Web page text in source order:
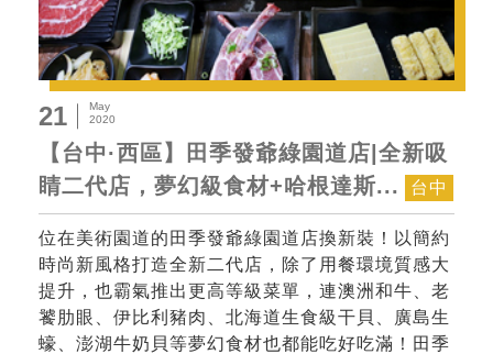
21
May
2020
【台中·西區】田季發爺綠園道店|全新吸
睛二代店，夢幻級食材+哈根達斯...
台中
位在美術園道的田季發爺綠園道店換新裝！以簡約
時尚新風格打造全新二代店，除了用餐環境質感大
提升，也霸氣推出更高等級菜單，連澳洲和牛、老
饕肋眼、伊比利豬肉、北海道生食級干貝、廣島生
蠔、澎湖牛奶貝等夢幻食材也都能吃好吃滿！田季